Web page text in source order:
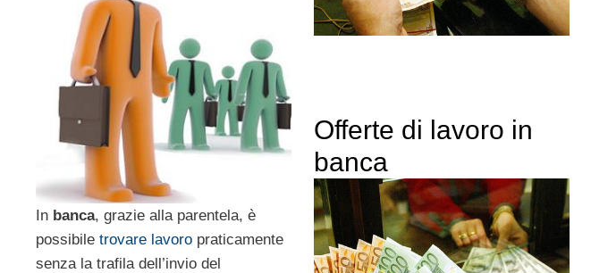
In banca, grazie alla parentela, è
possibile trovare lavoro praticamente
senza la trafila dell’invio del
Offerte di lavoro in
banca